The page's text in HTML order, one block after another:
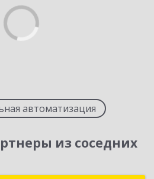
автоматизация
из соседних